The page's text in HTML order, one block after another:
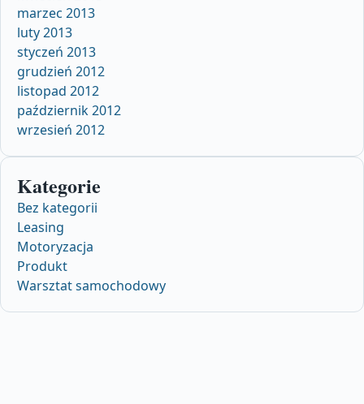
marzec 2013
luty 2013
styczeń 2013
grudzień 2012
listopad 2012
październik 2012
wrzesień 2012
Kategorie
Bez kategorii
Leasing
Motoryzacja
Produkt
Warsztat samochodowy